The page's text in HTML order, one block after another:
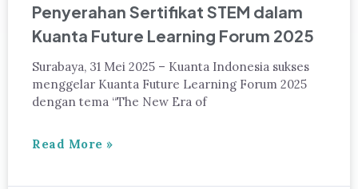
Penyerahan Sertifikat STEM dalam
Kuanta Future Learning Forum 2025
Surabaya, 31 Mei 2025 – Kuanta Indonesia sukses
menggelar Kuanta Future Learning Forum 2025
dengan tema “The New Era of
Read More »